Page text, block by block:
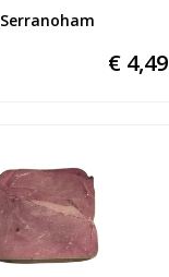
Serranoham
€ 4,49